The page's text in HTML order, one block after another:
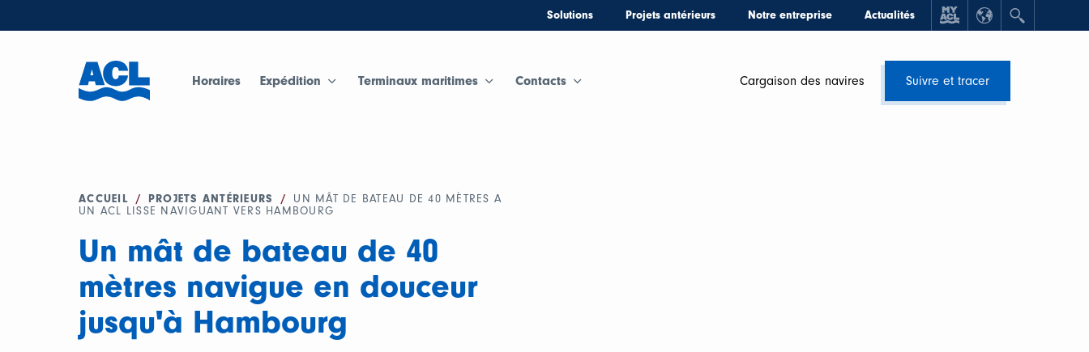
Solutions Projets antérieurs Notre entreprise Actualités
Horaires Expédition Terminaux maritimes Contacts Cargaison des navires Suivre et tracer
ACCUEIL / PROJETS ANTÉRIEURS /
UN MÂT DE BATEAU DE 40 MÈTRES A
UN ACL LISSE NAVIGUANT VERS HAMBOURG
Un mât de bateau de 40
mètres navigue en douceur
jusqu'à Hambourg